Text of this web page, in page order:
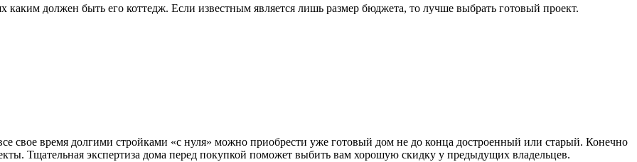
каким должен быть его коттедж. Если известным является лишь размер бюджета, то лучше выбрать готовый проект.
свое время долгими стройками «с нуля» можно приобрести уже готовый дом не до конца достроенный или старый. Конечно
Тщательная экспертиза дома перед покупкой поможет выбить вам хорошую скидку у предыдущих владельцев.